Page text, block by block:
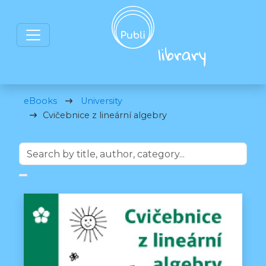
eBooks
University
Cvičebnice z lineární algebry